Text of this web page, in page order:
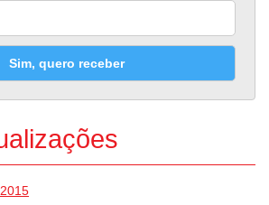
Sim, quero receber